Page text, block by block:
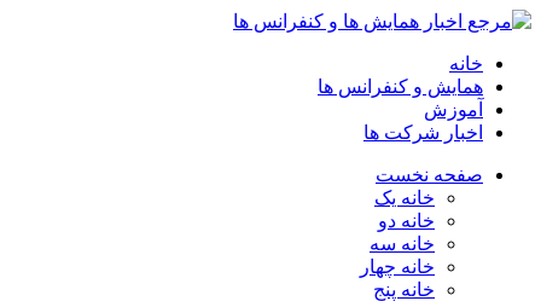
خانه
همایش و کنفرانس ها
آموزش
اخبار شرکت ها
صفحه نخست
خانه یک
خانه دو
خانه سه
خانه چهار
خانه پنج